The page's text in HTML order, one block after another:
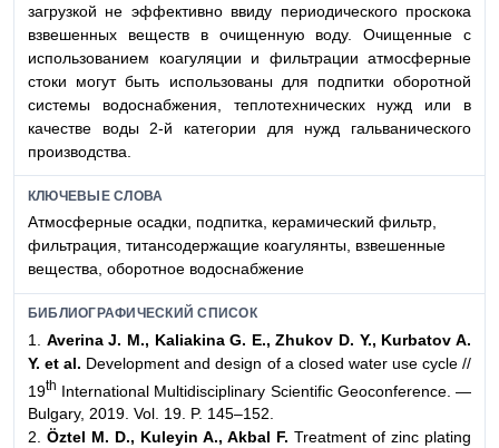
загрузкой не эффективно ввиду периодического проскока
взвешенных веществ в очищенную воду. Очищенные с
использованием коагуляции и фильтрации атмосферные
стоки могут быть использованы для подпитки оборотной
системы водоснабжения, теплотехнических нужд или в
качестве воды 2-й категории для нужд гальванического
производства.
КЛЮЧЕВЫЕ СЛОВА
Атмосферные осадки, подпитка, керамический фильтр,
фильтрация, титансодержащие коагулянты, взвешенные
вещества, оборотное водоснабжение
БИБЛИОГРАФИЧЕСКИЙ СПИСОК
1. Averina J. M., Kaliakina G. E., Zhukov D. Y., Kurbatov A.
Y. et al. Development and design of a closed water use cycle //
19th International Multidisciplinary Scientific Geoconference. —
Bulgary, 2019. Vol. 19. P. 145–152.
2. Öztel M. D., Kuleyin A., Akbal F. Treatment of zinc plating